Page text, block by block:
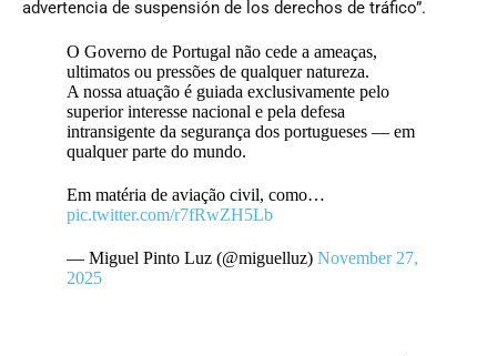
advertencia de suspensión de los derechos de tráfico”.
O Governo de Portugal não cede a ameaças,
ultimatos ou pressões de qualquer natureza.
A nossa atuação é guiada exclusivamente pelo
superior interesse nacional e pela defesa
intransigente da segurança dos portugueses — em
qualquer parte do mundo.
Em matéria de aviação civil, como…
pic.twitter.com/r7fRwZH5Lb
— Miguel Pinto Luz (@miguelluz) November 27,
2025